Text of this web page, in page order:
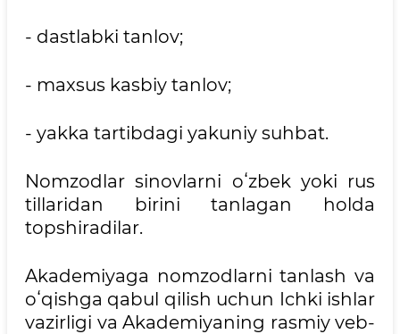
- dastlabki tanlov;
- maxsus kasbiy tanlov;
- yakka tartibdagi yakuniy suhbat.
Nomzodlar sinovlarni oʻzbek yoki rus
tillaridan birini tanlagan holda
topshiradilar.
Akademiyaga nomzodlarni tanlash va
oʻqishga qabul qilish uchun Ichki ishlar
vazirligi va Akademiyaning rasmiy veb-